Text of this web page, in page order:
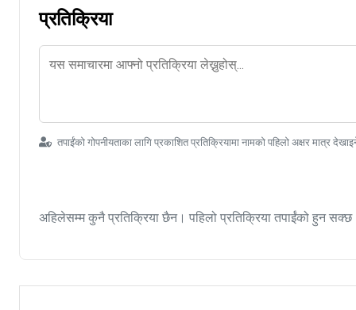
प्रतिक्रिया
तपाईंको गोपनीयताका लागि प्रकाशित प्रतिक्रियामा नामको पहिलो अक्षर मात्र
अहिलेसम्म कुनै प्रतिक्रिया छैन। पहिलो प्रतिक्रिया तपाईंको हुन